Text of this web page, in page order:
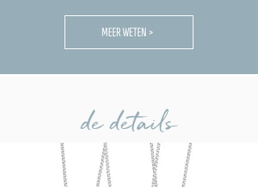
MEER WETEN >
de details